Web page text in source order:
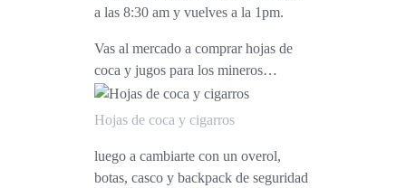
a las 8:30 am y vuelves a la 1pm.
Vas al mercado a comprar hojas de
coca y jugos para los mineros…
Hojas de coca y cigarros
luego a cambiarte con un overol,
botas, casco y backpack de seguridad